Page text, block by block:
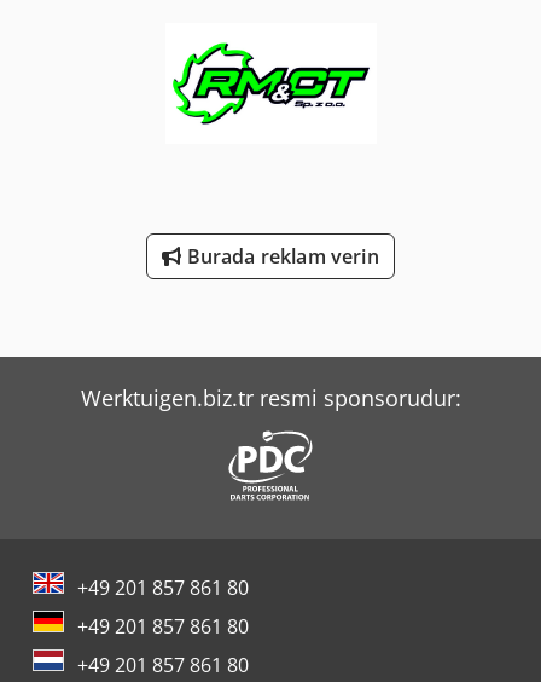
Burada reklam verin
Werktuigen.biz.tr resmi sponsorudur:
+49 201 857 861 80
+49 201 857 861 80
+49 201 857 861 80